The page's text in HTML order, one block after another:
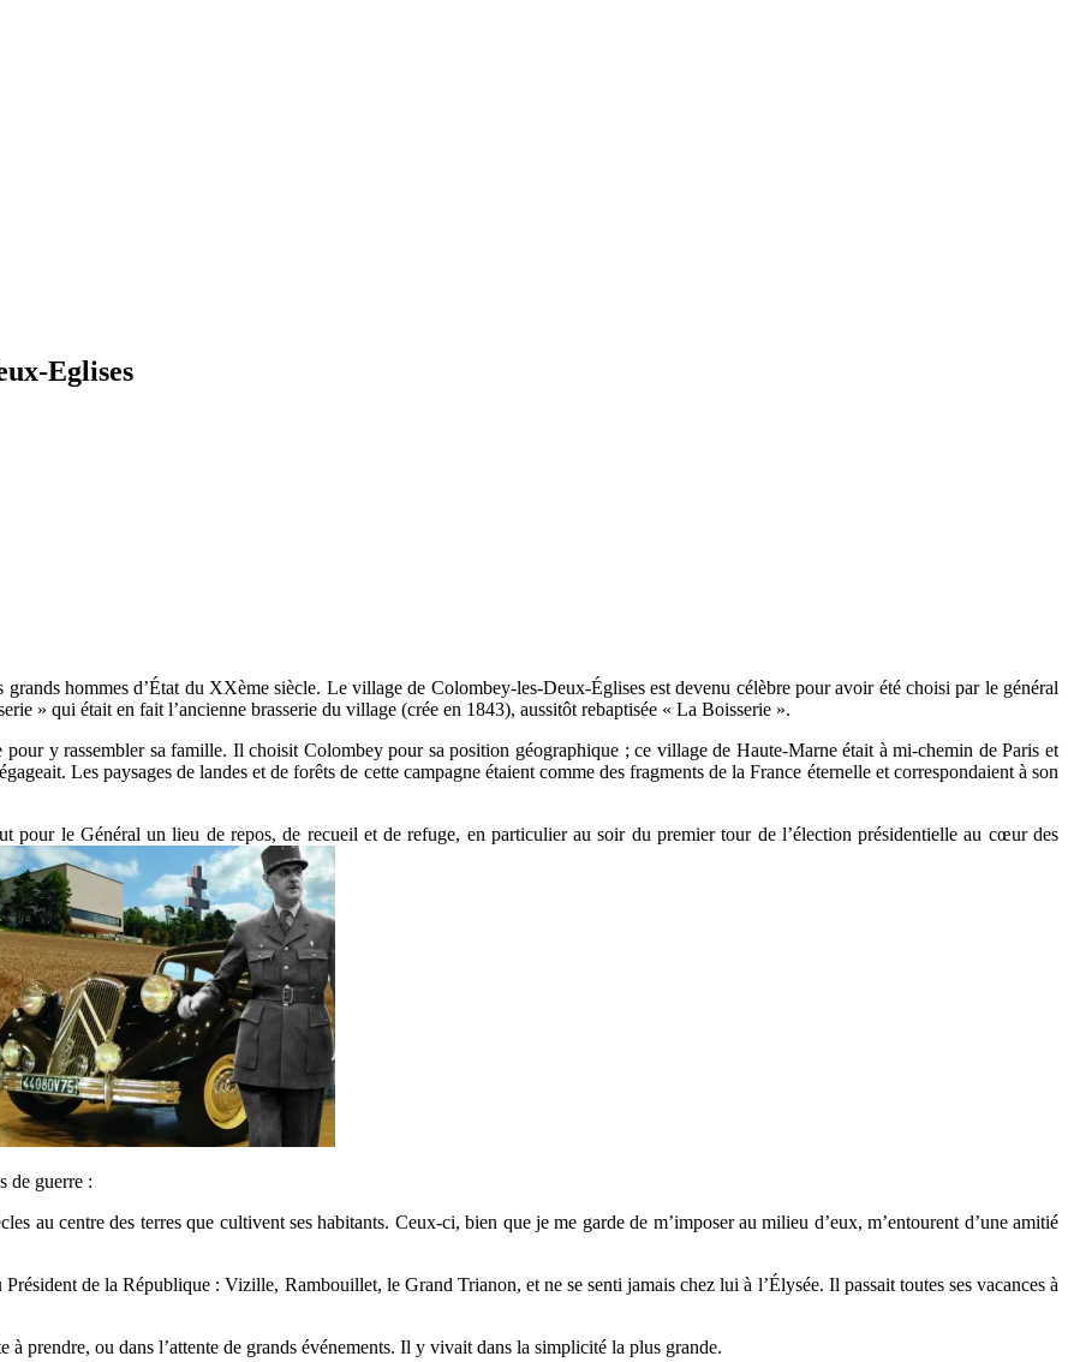
Eglises
grands hommes d’État du XXème siècle. Le village de Colombey-les-Deux-Églises est devenu célèbre pour avoir été choisi par le général
» qui était en fait l’ancienne brasserie du village (crée en 1843), aussitôt rebaptisée « La Boisserie ».
y rassembler sa famille. Il choisit Colombey pour sa position géographique ; ce village de Haute-Marne était à mi-chemin de Paris et
Les paysages de landes et de forêts de cette campagne étaient comme des fragments de la France éternelle et correspondaient à son
pour le Général un lieu de repos, de recueil et de refuge, en particulier au soir du premier tour de l’élection présidentielle au cœur des
de guerre :
au centre des terres que cultivent ses habitants. Ceux-ci, bien que je me garde de m’imposer au milieu d’eux, m’entourent d’une amitié
de la République : Vizille, Rambouillet, le Grand Trianon, et ne se senti jamais chez lui à l’Élysée. Il passait toutes ses vacances à
prendre, ou dans l’attente de grands événements. Il y vivait dans la simplicité la plus grande.